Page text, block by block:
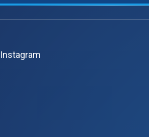
Z
Instagram